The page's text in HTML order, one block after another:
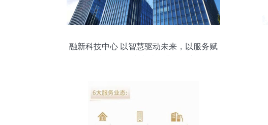
融新科技中心 以智慧驱动未来，以服务赋